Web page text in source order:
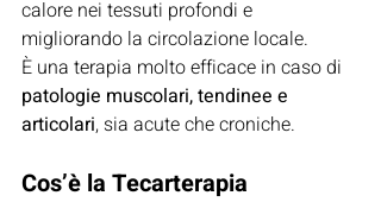
calore nei tessuti profondi e
migliorando la circolazione locale.
È una terapia molto efficace in caso di
patologie muscolari, tendinee e
articolari, sia acute che croniche.
Cos’è la Tecarterapia